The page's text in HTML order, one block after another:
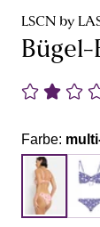
LSCN by
Bügel-
Farbe: